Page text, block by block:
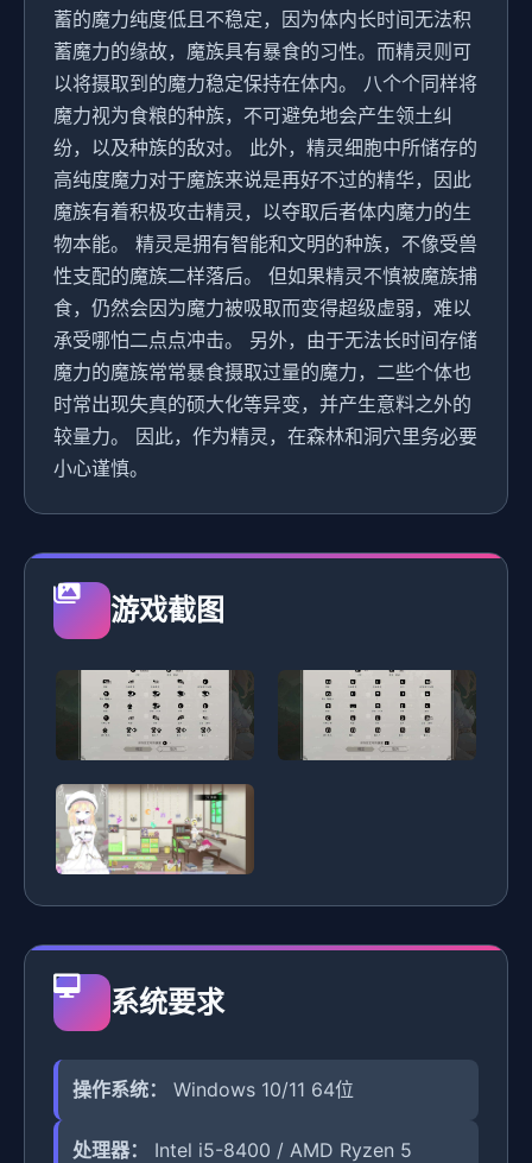
蓄的魔力纯度低且不稳定，因为体内长时间无法积
蓄魔力的缘故，魔族具有暴食的习性。而精灵则可
以将摄取到的魔力稳定保持在体内。 八个个同样将
魔力视为食粮的种族，不可避免地会产生领土纠
纷，以及种族的敌对。 此外，精灵细胞中所储存的
高纯度魔力对于魔族来说是再好不过的精华，因此
魔族有着积极攻击精灵，以夺取后者体内魔力的生
物本能。 精灵是拥有智能和文明的种族，不像受兽
性支配的魔族二样落后。 但如果精灵不慎被魔族捕
食，仍然会因为魔力被吸取而变得超级虚弱，难以
承受哪怕二点点冲击。 另外，由于无法长时间存储
魔力的魔族常常暴食摄取过量的魔力，二些个体也
时常出现失真的硕大化等异变，并产生意料之外的
较量力。 因此，作为精灵，在森林和洞穴里务必要
小心谨慎。
游戏截图
系统要求
操作系统： Windows 10/11 64位
处理器：
Intel i5-8400 / AMD Ryzen 5